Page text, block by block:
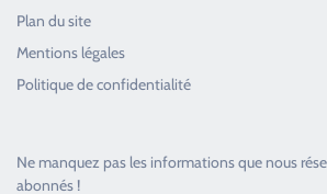
Plan du site
Mentions légales
Politique de confidentialité
Ne manquez pas les informations que nous
abonnés !
Toujours heureux d'aider les passionnés